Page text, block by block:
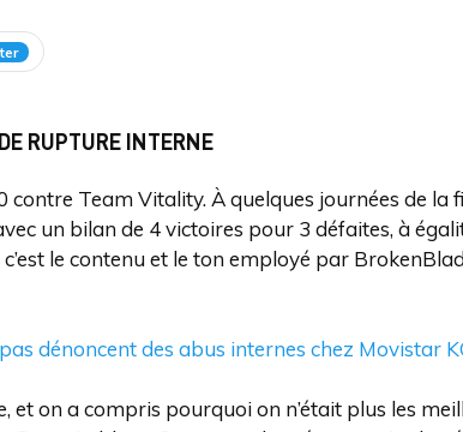
RUPTURE INTERNE
Team Vitality. À quelques journées de la
un bilan de 4 victoires pour 3 défaites, à
le contenu et le ton employé par
dénoncent des abus internes chez Movistar
et on a compris pourquoi on n’était plus les